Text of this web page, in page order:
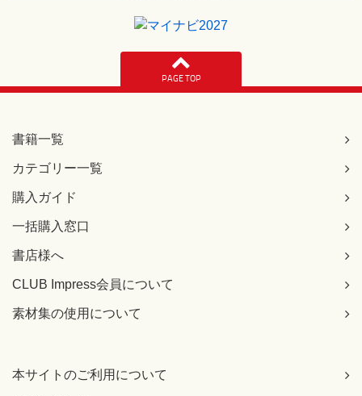
PAGE TOP
書籍一覧
カテゴリー一覧
購入ガイド
一括購入窓口
書店様へ
CLUB Impress会員について
素材集の使用について
本サイトのご利用について